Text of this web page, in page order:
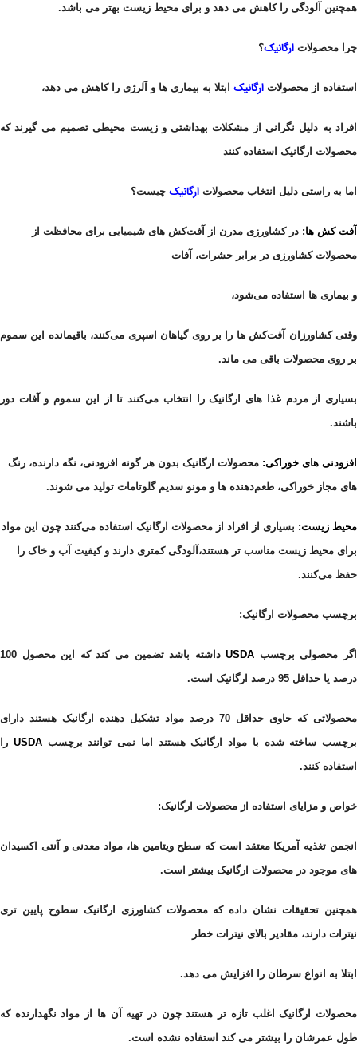
همچنین آلودگی را کاهش می دهد و برای محیط زیست بهتر می باشد.
چرا محصولات ارگانیک؟
استفاده از محصولات ارگانیک ابتلا به بیماری ها و آلرژی را کاهش می دهد،
افراد به دلیل نگرانی از مشکلات بهداشتی و زیست محیطی تصمیم می گیرند که
محصولات ارگانیک استفاده کنند
اما به راستی دلیل انتخاب محصولات ارگانیک چیست؟
آفت کش ها: در کشاورزی مدرن از آفت‌کش‌ های شیمیایی برای محافظت از
محصولات کشاورزی در برابر حشرات، آفات
و بیماری‌ ها استفاده می‌شود،
وقتی کشاورزان آفت‌کش‌ ها را بر روی گیاهان اسپری می‌کنند، باقیمانده این سموم
بر روی محصولات باقی می ماند.
بسیاری از مردم غذا های ارگانیک را انتخاب می‌کنند تا از این سموم و آفات دور
باشند.
افزودنی های خوراکی: محصولات ارگانیک بدون هر گونه افزودنی‌، نگه‌ دارنده‌، رنگ‌
های مجاز خوراکی، طعم‌دهنده‌ ها و مونو سدیمگلوتامات تولید می شوند.
محیط زیست: بسیاری از افراد از محصولات ارگانیک استفاده می‌کنند چون این مواد
برای محیط زیست مناسب‌ تر هستند،آلودگی کمتری دارند و کیفیت آب و خاک را
حفظ می‌کنند.
برچسب محصولات ارگانیک:
اگر محصولی برچسب USDA
داشته باشد تضمین می کند که این محصول 100
درصد یا حداقل 95 درصد ارگانیک است.
محصولاتی که حاوی حداقل 70 درصد مواد تشکیل دهنده ارگانیک هستند دارای
برچسب ساخته شده با مواد ارگانیک هستند اما نمی توانند برچسبUSDA را
استفاده کنند.
خواص و مزایای استفاده از محصولات ارگانیک:
انجمن تغذیه آمریکا معتقد است که سطح ویتامین ها، مواد معدنی و آنتی اکسیدان
های موجود در محصولات ارگانیک بیشتر است.
همچنین تحقیقات نشان داده که محصولات کشاورزی ارگانیک سطوح پایین تری
نیترات دارند، مقادیر بالای نیترات خطر
ابتلا به انواع سرطان را افزایش می دهد.
محصولات ارگانیک اغلب تازه تر هستند چون در تهیه آن ها از مواد نگهدارنده که
طول عمرشان را بیشتر می کند استفاده نشده است.